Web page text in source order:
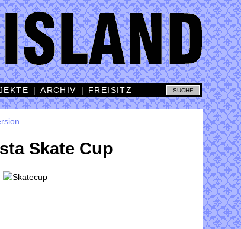
|ARCHIV | FREISITZ
Skate Cup